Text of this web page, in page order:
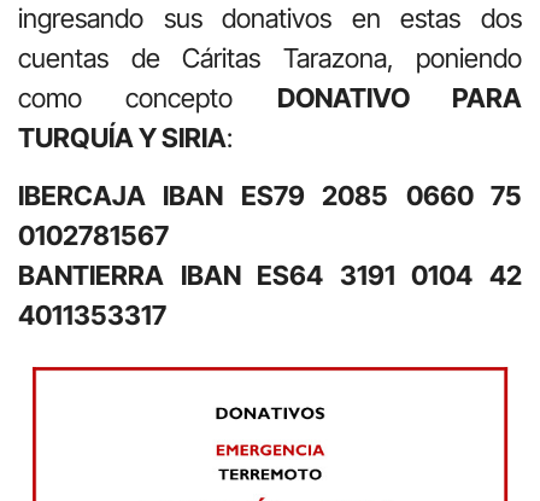
ingresando sus donativos en estas dos
cuentas de Cáritas Tarazona, poniendo
como concepto DONATIVO PARA
TURQUÍA Y SIRIA:
IBERCAJA IBAN ES79 2085 0660 75
0102781567
BANTIERRA IBAN ES64 3191 0104 42
4011353317